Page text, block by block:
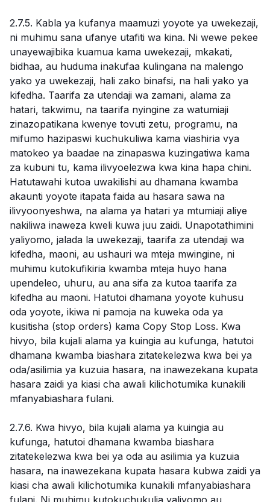
2.7.5. Kabla ya kufanya maamuzi yoyote ya uwekezaji,
ni muhimu sana ufanye utafiti wa kina. Ni wewe pekee
unayewajibika kuamua kama uwekezaji, mkakati,
bidhaa, au huduma inakufaa kulingana na malengo
yako ya uwekezaji, hali zako binafsi, na hali yako ya
kifedha. Taarifa za utendaji wa zamani, alama za
hatari, takwimu, na taarifa nyingine za watumiaji
zinazopatikana kwenye tovuti zetu, programu, na
mifumo hazipaswi kuchukuliwa kama viashiria vya
matokeo ya baadae na zinapaswa kuzingatiwa kama
za kubuni tu, kama ilivyoelezwa kwa kina hapa chini.
Hatutawahi kutoa uwakilishi au dhamana kwamba
akaunti yoyote itapata faida au hasara sawa na
ilivyoonyeshwa, na alama ya hatari ya mtumiaji aliye
nakiliwa inaweza kweli kuwa juu zaidi. Unapotathimini
yaliyomo, jalada la uwekezaji, taarifa za utendaji wa
kifedha, maoni, au ushauri wa mteja mwingine, ni
muhimu kutokufikiria kwamba mteja huyo hana
upendeleo, uhuru, au ana sifa za kutoa taarifa za
kifedha au maoni. Hatutoi dhamana yoyote kuhusu
oda yoyote, ikiwa ni pamoja na kuweka oda ya
kusitisha (stop orders) kama Copy Stop Loss. Kwa
hivyo, bila kujali alama ya kuingia au kufunga, hatutoi
dhamana kwamba biashara zitatekelezwa kwa bei ya
oda/asilimia ya kuzuia hasara, na inawezekana kupata
hasara zaidi ya kiasi cha awali kilichotumika kunakili
mfanyabiashara fulani.
2.7.6. Kwa hivyo, bila kujali alama ya kuingia au
kufunga, hatutoi dhamana kwamba biashara
zitatekelezwa kwa bei ya oda au asilimia ya kuzuia
hasara, na inawezekana kupata hasara kubwa zaidi ya
kiasi cha awali kilichotumika kunakili mfanyabiashara
fulani. Ni muhimu kutokuchukulia yaliyomo au